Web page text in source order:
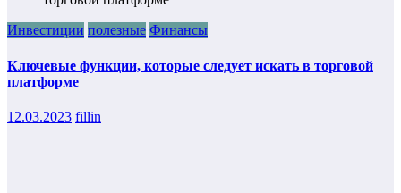
Инвестиции полезные Финансы
Ключевые функции, которые следует искать в торговой
платформе
12.03.2023 fillin